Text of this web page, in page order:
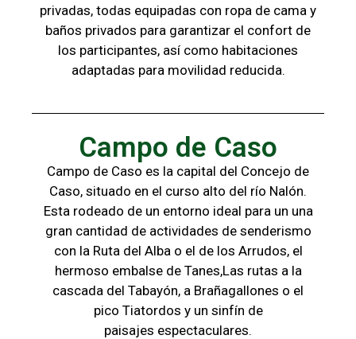
privadas, todas equipadas con ropa de cama y
baños privados para garantizar el confort de
los participantes, así como habitaciones
adaptadas para movilidad reducida.
Campo de Caso
Campo de Caso es la capital del Concejo de
Caso, situado en el curso alto del río Nalón.
Esta rodeado de un entorno ideal para un una
gran cantidad de actividades de senderismo
con la Ruta del Alba o el de los Arrudos, el
hermoso embalse de Tanes,Las rutas a la
cascada del Tabayón, a Brañagallones o el
pico Tiatordos y un sinfín de
paisajes espectaculares.